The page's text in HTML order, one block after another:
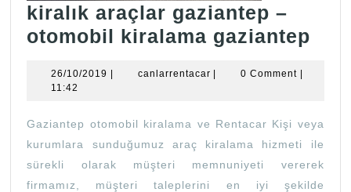
kiralık araçlar gaziantep –
otomobil kiralama gaziantep
26/10/2019 26/10/2019
| canlarrentacarcanlarrentacar
| 0 Comment |
11:42
Gaziantep otomobil kiralama ve Rentacar Kişi veya
kurumlara sunduğumuz araç kiralama hizmeti ile
sürekli olarak müşteri memnuniyeti vererek
firmamız, müşteri taleplerini en iyi şekilde